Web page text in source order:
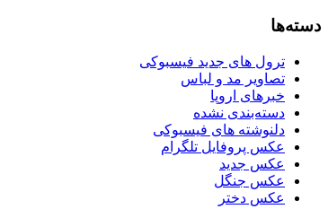
دسته‌ها
ترول های جدید فیسبوکی
تصاویر مد و لباس
خبرهای اروپا
دسته‌بندی نشده
دلنوشته های فیسبوکی
عکس پروفایل تلگرام
عکس جدید
عکس جنگل
عکس دختر